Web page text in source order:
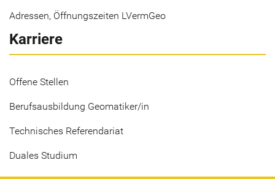
Adressen, Öffnungszeiten LVermGeo
Karriere
Offene Stellen
Berufsausbildung Geomatiker/in
Technisches Referendariat
Duales Studium